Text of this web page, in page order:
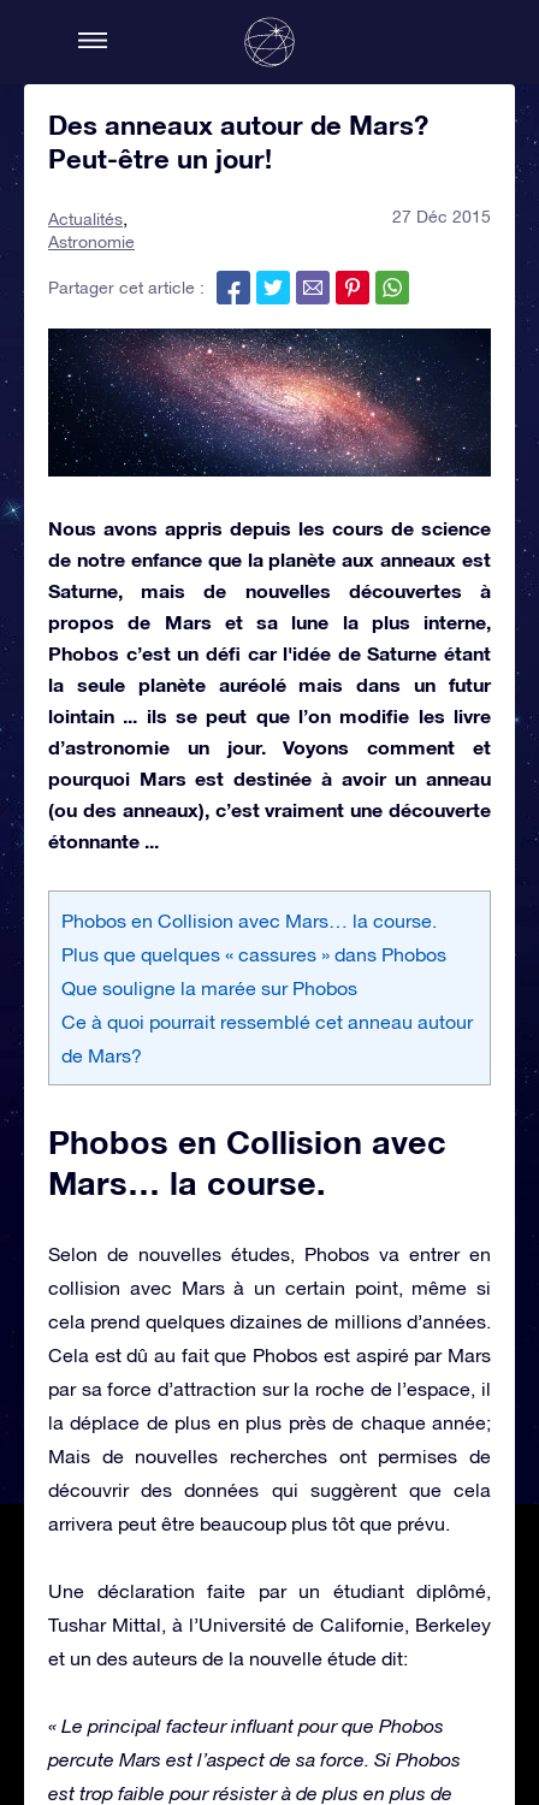
Des anneaux autour de Mars?
Peut-être un jour!
Actualités
Astronomie
27 Déc 2015
Partager cet article :
Nous avons appris depuis les cours de science
de notre enfance que la planète aux anneaux est
Saturne, mais de nouvelles découvertes à
propos de Mars et sa lune la plus interne,
Phobos c’est un défi car l'idée de Saturne étant
la seule planète auréolé mais dans un futur
lointain ... ils se peut que l’on modifie les livre
d’astronomie un jour. Voyons comment et
pourquoi Mars est destinée à avoir un anneau
(ou des anneaux), c’est vraiment une découverte
étonnante ...
Phobos en Collision avec Mars… la course.
Plus que quelques « cassures » dans Phobos
Que souligne la marée sur Phobos
Ce à quoi pourrait ressemblé cet anneau autour
de Mars?
Phobos en Collision avec
Mars… la course.
Selon de nouvelles études, Phobos va entrer en
collision avec Mars à un certain point, même si
cela prend quelques dizaines de millions d’années.
Cela est dû au fait que Phobos est aspiré par Mars
par sa force d’attraction sur la roche de l’espace, il
la déplace de plus en plus près de chaque année;
Mais de nouvelles recherches ont permises de
découvrir des données qui suggèrent que cela
arrivera peut être beaucoup plus tôt que prévu.
Une déclaration faite par un étudiant diplômé,
Tushar Mittal, à l’Université de Californie, Berkeley
et un des auteurs de la nouvelle étude dit:
« Le principal facteur influant pour que Phobos
percute Mars est l’aspect de sa force. Si Phobos
est trop faible pour résister à de plus en plus de